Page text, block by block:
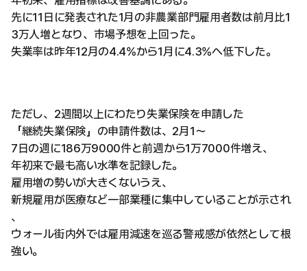
先に11日に発表された1月の非農業部門雇用者数は前月比1
3万人増となり、市場予想を上回った。
失業率は昨年12月の4.4%から1月に4.3%へ低下した。
ただし、2週間以上にわたり失業保険を申請した
「継続失業保険」の申請件数は、2月1〜
7日の週に186万9000件と前週から1万7000件増え、
年初来で最も高い水準を記録した。
雇用増の勢いが大きくないうえ、
新規雇用が医療など一部業種に集中していることが示され
、
ウォール街内外では雇用減速を巡る警戒感が依然として根
強い。